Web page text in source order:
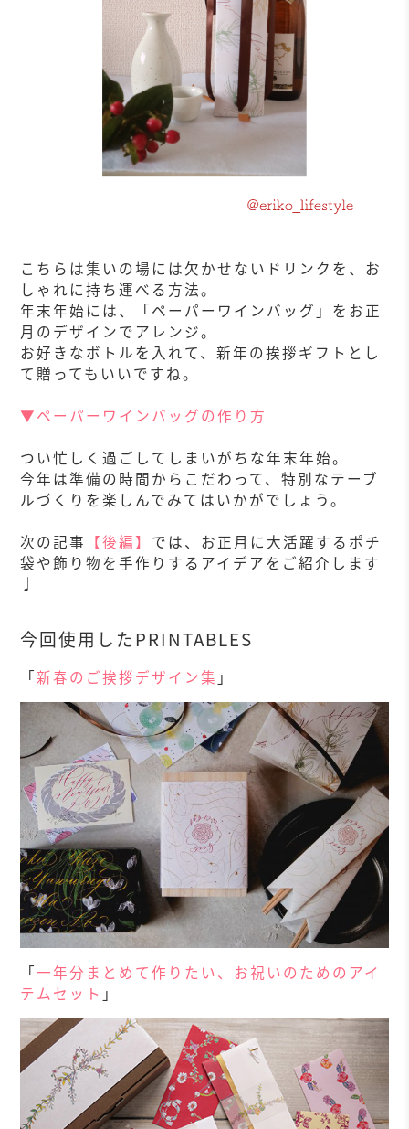
こちらは集いの場には欠かせないドリンクを、お
しゃれに持ち運べる方法。
年末年始には、「ペーパーワインバッグ」をお正
月のデザインでアレンジ。
お好きなボトルを入れて、新年の挨拶ギフトとし
て贈ってもいいですね。
▼ペーパーワインバッグの作り方
つい忙しく過ごしてしまいがちな年末年始。
今年は準備の時間からこだわって、特別なテーブ
ルづくりを楽しんでみてはいかがでしょう。
次の記事 【後編】 では、お正月に大活躍するポチ
袋や飾り物を手作りするアイデアをご紹介します
♩
今回使用したPRINTABLES
「新春のご挨拶デザイン集 」
「一年分まとめて作りたい、お祝いのためのアイ
テムセット 」